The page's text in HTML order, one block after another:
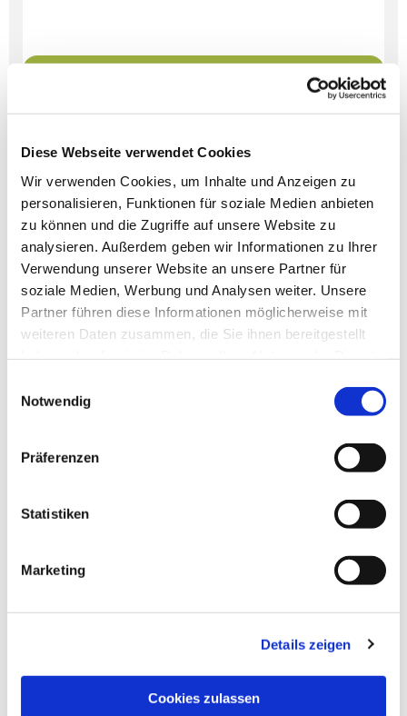
Diese Webseite verwendet Cookies
Wir verwenden Cookies, um Inhalte und Anzeigen zu
personalisieren, Funktionen für soziale Medien anbieten
zu können und die Zugriffe auf unsere Website zu
analysieren. Außerdem geben wir Informationen zu Ihrer
Verwendung unserer Website an unsere Partner für
soziale Medien, Werbung und Analysen weiter. Unsere
Partner führen diese Informationen möglicherweise mit
weiteren Daten zusammen, die Sie ihnen bereitgestellt
Notwendig
Präferenzen
Statistiken
Marketing
Details zeigen
Cookies zulassen
Dies könnte Sie auch
interessieren